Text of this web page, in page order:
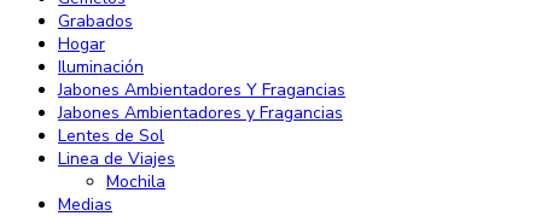
Grabados
Hogar
Iluminación
Jabones Ambientadores Y Fragancias
Jabones Ambientadores y Fragancias
Lentes de Sol
Linea de Viajes
Mochila
Medias